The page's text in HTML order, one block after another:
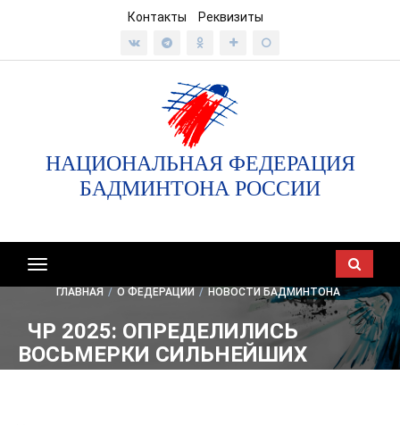
Контакты Реквизиты
НАЦИОНАЛЬНАЯ ФЕДЕРАЦИЯ
БАДМИНТОНА РОССИИ
Показать/
скрыть
ГЛАВНАЯ / О ФЕДЕРАЦИИ / НОВОСТИ БАДМИНТОНА
ЧР 2025: ОПРЕДЕЛИЛИСЬ
ВОСЬМЕРКИ СИЛЬНЕЙШИХ